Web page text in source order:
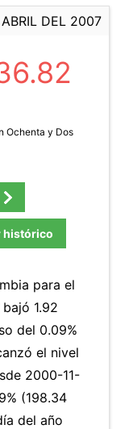
DEL 2007
Ochenta y Dos
histórico
para el
1.92
del 0.09%
el nivel
2000-11-
(198.34
del año